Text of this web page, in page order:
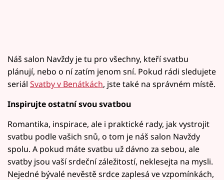
Náš salon Navždy je tu pro všechny, kteří svatbu
plánují, nebo o ní zatím jenom sní. Pokud rádi sledujete
seriál Svatby v Benátkách, jste také na správném místě.
Inspirujte ostatní svou svatbou
Romantika, inspirace, ale i praktické rady, jak vystrojit
svatbu podle vašich snů, o tom je náš salon Navždy
spolu. A pokud máte svatbu už dávno za sebou, ale
svatby jsou vaší srdeční záležitostí, neklesejta na mysli.
Nejedné bývalé nevěstě srdce zaplesá ve vzpomínkách,